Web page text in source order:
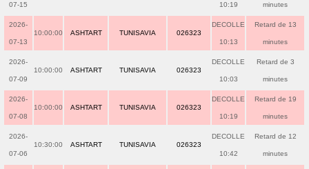
07-15 10:19 minutes
2026-
07-13
10:00:00 ASHTART TUNISAVIA 026323
DECOLLE
10:13
Retard de 13
minutes
2026-
07-09
10:00:00 ASHTART TUNISAVIA 026323
DECOLLE
10:03
Retard de 3
minutes
2026-
07-08
10:00:00 ASHTART TUNISAVIA 026323
DECOLLE
10:19
Retard de 19
minutes
2026-
07-06
10:30:00 ASHTART TUNISAVIA 026323
DECOLLE
10:42
Retard de 12
minutes